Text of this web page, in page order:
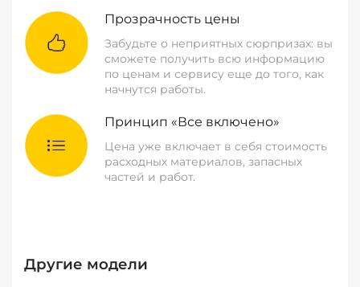
Прозрачность цены
Забудьте о неприятных сюрпризах: вы
сможете получить всю информацию
по ценам и сервису еще до того, как
начнутся работы.
Принцип «Все включено»
Цена уже включает в себя стоимость
расходных материалов, запасных
частей и работ.
Другие модели